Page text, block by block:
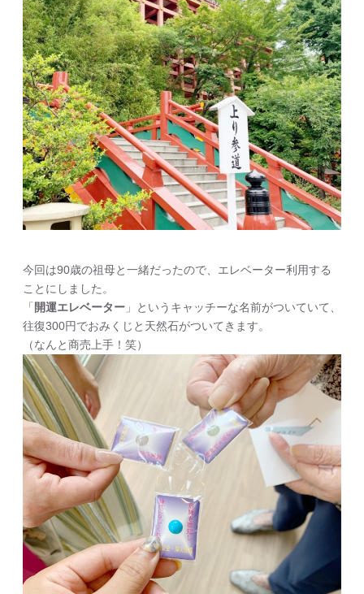
今回は90歳の祖母と一緒だったので、エレベーター利用する
ことにしました。
「 開運エレベーター 」というキャッチーな名前がついていて、
往復300円でおみくじと天然石がついてきます。
（なんと商売上手！笑）